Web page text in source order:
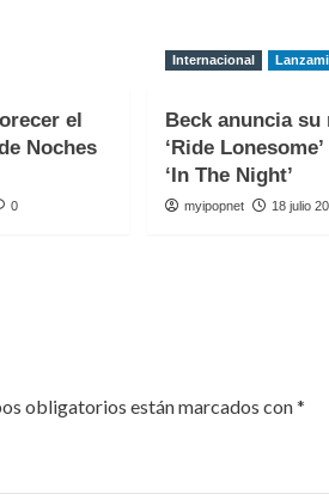
el
Noches
0
Internacional
Beck anuncia su
‘Ride
‘In The Night’
myipopnet 18 julio
obligatorios están marcados con*